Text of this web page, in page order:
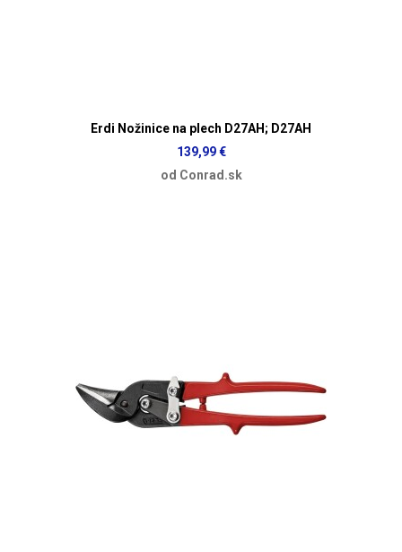
Erdi Nožinice na plech D27AH; D27AH
139,99 €
od Conrad.sk